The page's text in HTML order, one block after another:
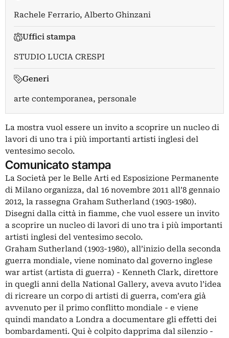
Rachele Ferrario, Alberto Ghinzani
Uffici stampa
STUDIO LUCIA CRESPI
Generi
arte contemporanea, personale
La mostra vuol essere un invito a scoprire un nucleo di
lavori di uno tra i più importanti artisti inglesi del
ventesimo secolo.
Comunicato stampa
La Società per le Belle Arti ed Esposizione Permanente
di Milano organizza, dal 16 novembre 2011 all’8 gennaio
2012, la rassegna Graham Sutherland (1903-1980).
Disegni dalla città in fiamme, che vuol essere un invito
a scoprire un nucleo di lavori di uno tra i più importanti
artisti inglesi del ventesimo secolo.
Graham Sutherland (1903-1980), all’inizio della seconda
guerra mondiale, viene nominato dal governo inglese
war artist (artista di guerra) - Kenneth Clark, direttore
in quegli anni della National Gallery, aveva avuto l’idea
di ricreare un corpo di artisti di guerra, com’era già
avvenuto per il primo conflitto mondiale - e viene
quindi mandato a Londra a documentare gli effetti dei
bombardamenti. Qui è colpito dapprima dal silenzio -